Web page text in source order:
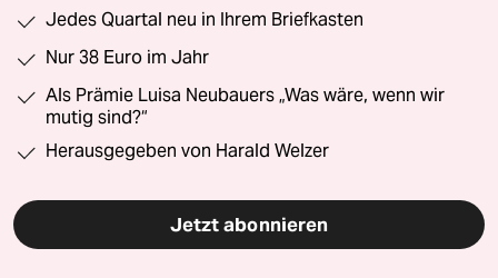
Jedes Quartal neu in Ihrem Briefkasten
Nur 38 Euro im Jahr
Als Prämie Luisa Neubauers „Was wäre, wenn wir
mutig sind?“
Herausgegeben von Harald Welzer
Jetzt abonnieren